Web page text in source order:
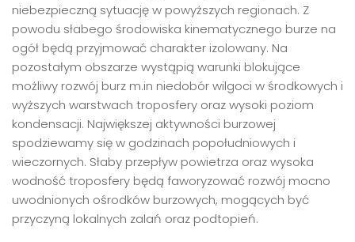
niebezpieczną sytuację w powyższych regionach. Z
powodu słabego środowiska kinematycznego burze na
ogół będą przyjmować charakter izolowany. Na
pozostałym obszarze wystąpią warunki blokujące
możliwy rozwój burz m.in niedobór wilgoci w środkowych i
wyższych warstwach troposfery oraz wysoki poziom
kondensacji. Największej aktywności burzowej
spodziewamy się w godzinach popołudniowych i
wieczornych. Słaby przepływ powietrza oraz wysoka
wodność troposfery będą faworyzować rozwój mocno
uwodnionych ośrodków burzowych, mogących być
przyczyną lokalnych zalań oraz podtopień.